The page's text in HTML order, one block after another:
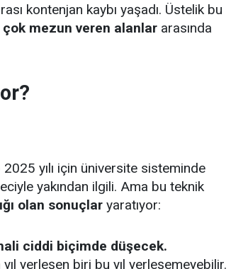
kontenjan kaybı yaşadı. Üstelik bu
mezun veren alanlar arasında
2025 yılı için üniversite sisteminde
yakından ilgili. Ama bu teknik
olan sonuçlar yaratıyor:
ciddi biçimde düşecek.
yerleşen biri bu yıl yerleşemeyebilir.